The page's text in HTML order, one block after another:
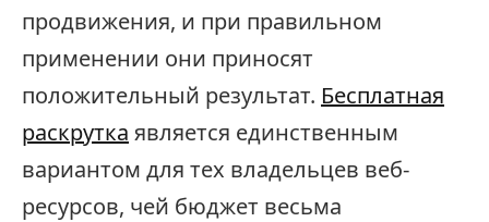
продвижения, и при правильном
применении они приносят
положительный результат. Бесплатная
раскрутка является единственным
вариантом для тех владельцев веб-
ресурсов, чей бюджет весьма